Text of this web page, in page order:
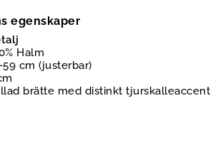
egenskaper
Halm
59 cm (justerbar)
brätte med distinkt tjurskalleaccent